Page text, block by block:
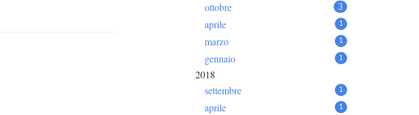
ottobre 3
aprile 1
marzo 1
gennaio 1
2018
settembre
1
aprile 1